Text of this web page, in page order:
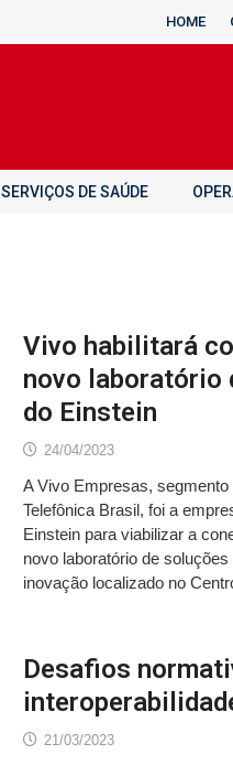
HOME
SERVIÇOS DE SAÚDE
Vivo habilitará
novo laboratório
do Einstein
24/04/2023
A Vivo Empresas,
Telefônica Brasil, foi a
Einstein para viabilizar a
novo laboratório de
inovação localizado no
Desafios
21/03/2023